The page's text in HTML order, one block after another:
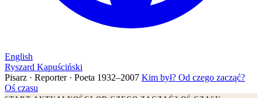
English
Ryszard Kapuściński
Pisarz · Reporter · Poeta 1932–2007 Kim był? Od czego zacząć?
Oś czasu